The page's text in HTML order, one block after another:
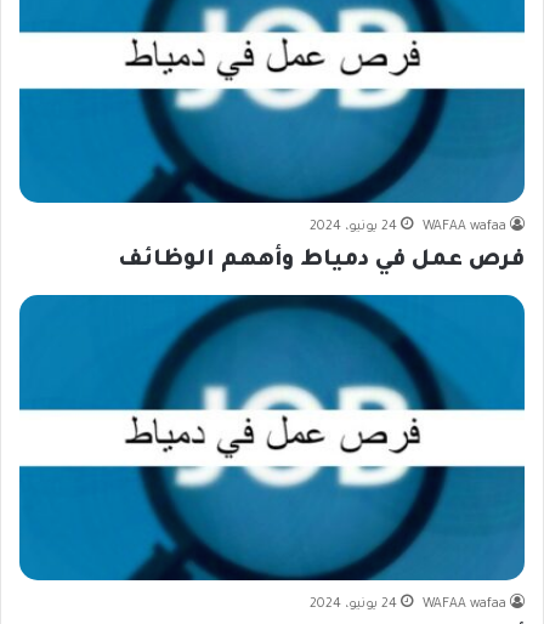
WAFAA wafaa 24 يونيو، 2024
فرص عمل في دمياط وأههم الوظائف
WAFAA wafaa 24 يونيو، 2024